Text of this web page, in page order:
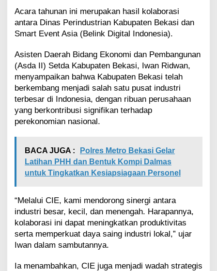
B
e
k
a
i
M
l
a
l
u
C
Acara tahunan ini merupakan hasil kolaborasi
antara Dinas Perindustrian Kabupaten Bekasi dan
Smart Event Asia (Belink Digital Indonesia).
Asisten Daerah Bidang Ekonomi dan Pembangunan
(Asda II) Setda Kabupaten Bekasi, Iwan Ridwan,
menyampaikan bahwa Kabupaten Bekasi telah
berkembang menjadi salah satu pusat industri
terbesar di Indonesia, dengan ribuan perusahaan
yang berkontribusi signifikan terhadap
perekonomian nasional.
BACA JUGA :
Polres Metro Bekasi Gelar
Latihan PHH dan Bentuk Kompi Dalmas
untuk Tingkatkan Kesiapsiagaan Personel
“Melalui CIE, kami mendorong sinergi antara
industri besar, kecil, dan menengah. Harapannya,
kolaborasi ini dapat meningkatkan produktivitas
serta memperkuat daya saing industri lokal,” ujar
Iwan dalam sambutannya.
Ia menambahkan, CIE juga menjadi wadah strategis